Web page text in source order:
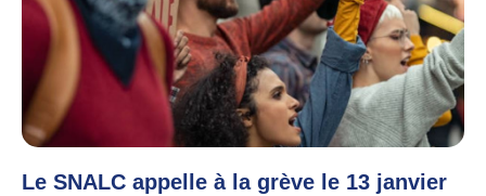
Le SNALC appelle à la grève le 13 janvier